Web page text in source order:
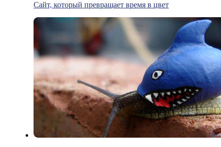
Сайт, который превращает время в цвет